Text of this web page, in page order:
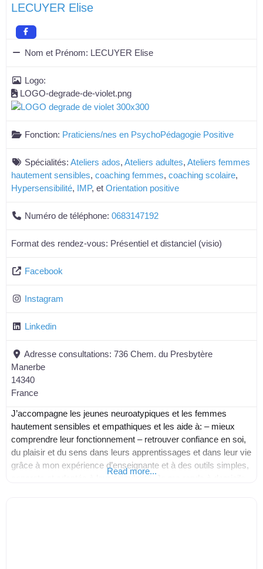
LECUYER Elise
Nom et Prénom: LECUYER Elise
Logo:
LOGO-degrade-de-violet.png
Fonction: Praticiens/nes en PsychoPédagogie Positive
Spécialités: Ateliers ados, Ateliers adultes, Ateliers femmes
hautement sensibles, coaching femmes, coaching scolaire,
Hypersensibilité, IMP, et Orientation positive
Numéro de téléphone: 0683147192
Format des rendez-vous: Présentiel et distanciel (visio)
Facebook
Instagram
Linkedin
Adresse consultations: 736 Chem. du Presbytère
Manerbe
14340
France
J’accompagne les jeunes neuroatypiques et les femmes
hautement sensibles et empathiques et les aide à: – mieux
comprendre leur fonctionnement – retrouver confiance en soi,
du plaisir et du sens dans leurs apprentissages et dans leur vie
grâce à mon expérience d’enseignante et à des outils simples,
Read more...